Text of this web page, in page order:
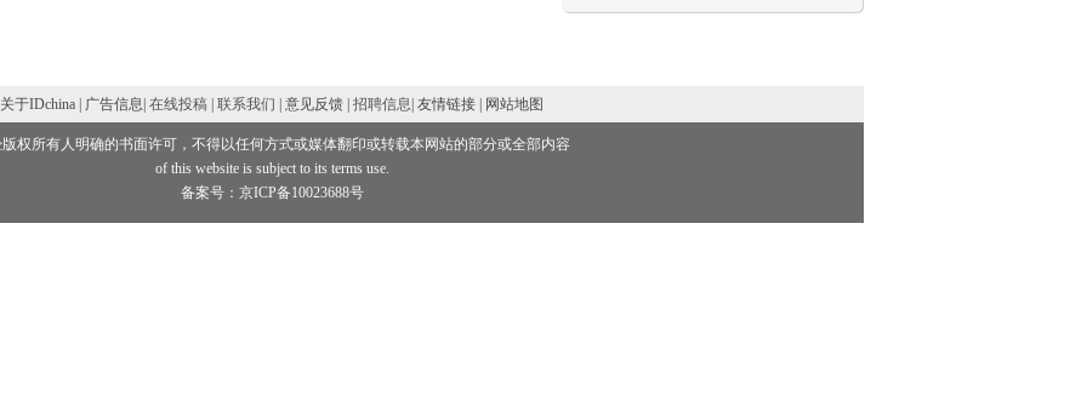
关于IDchina | 广告信息| 在线投稿 联系我们 | 意见反馈 | 招聘信息 | 友情链接 | 网站地图
权所有人明确的书面许可，不得以任何方式或媒体翻印或转载本网站的部分或全部内容
of this website is subject to its terms use.
备案号：京ICP备10023688号